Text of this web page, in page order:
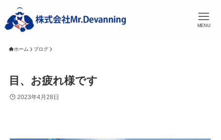
MENU
ホーム ブログ
目、お疲れ様です
2023年4月28日